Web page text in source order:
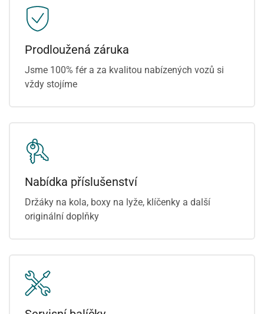
Prodloužená záruka
Jsme 100% fér a za kvalitou nabízených vozů si
vždy stojíme
Nabídka příslušenství
Držáky na kola, boxy na lyže, klíčenky a další
originální doplňky